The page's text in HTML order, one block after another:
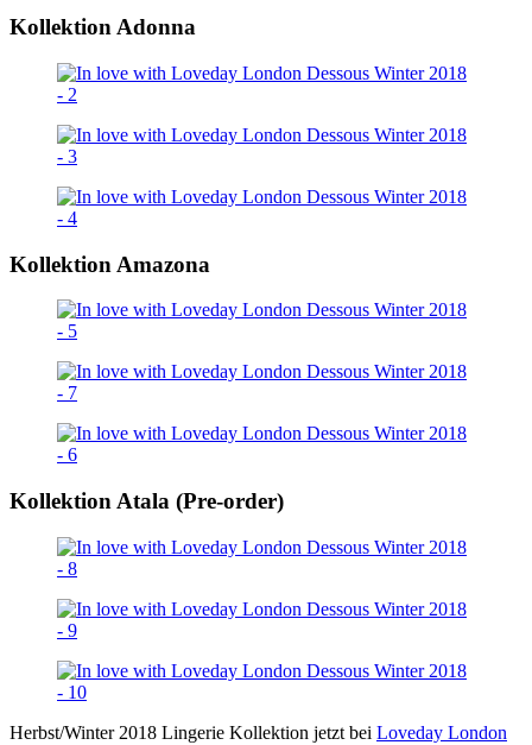
Kollektion Adonna
Kollektion Amazona
Kollektion Atala (Pre-order)
Herbst/Winter 2018 Lingerie Kollektion jetzt bei Loveday London